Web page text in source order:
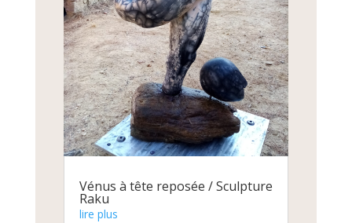
Vénus à tête reposée / Sculpture
Raku
lire plus